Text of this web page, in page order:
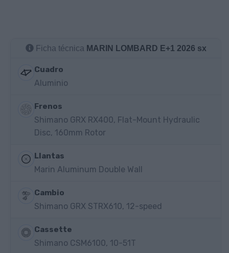
Ficha técnica MARIN LOMBARD E+1 2026 sx
Cuadro
Aluminio
Frenos
Shimano GRX RX400, Flat-Mount Hydraulic
Disc, 160mm Rotor
Llantas
Marin Aluminum Double Wall
Cambio
Shimano GRX STRX610, 12-speed
Cassette
Shimano CSM6100, 10-51T